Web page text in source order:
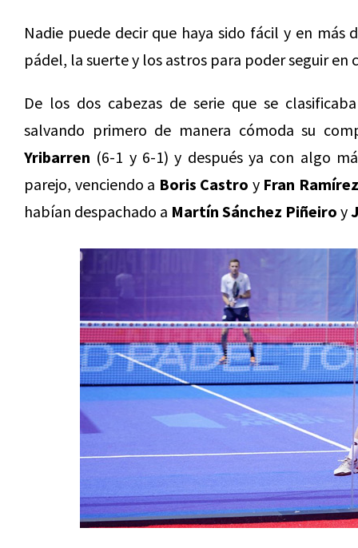
Nadie puede decir que haya sido fácil y en más
pádel, la suerte y los astros para poder seguir en
De los dos cabezas de serie que se
salvando primero de manera cómoda su
Yribarren (6-1 y 6-1) y después ya con algo
parejo, venciendo a Boris Castro y Fran Ramírez
habían despachado a Martín Sánchez Piñeiro y